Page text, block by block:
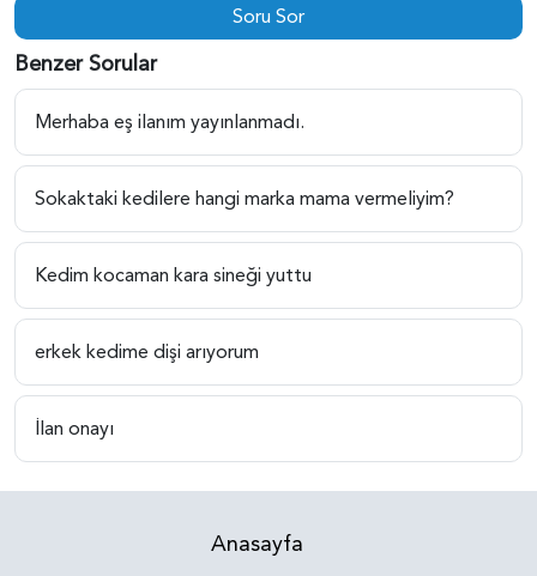
Soru Sor
Benzer Sorular
Merhaba eş ilanım yayınlanmadı.
Sokaktaki kedilere hangi marka mama vermeliyim?
Kedim kocaman kara sineği yuttu
erkek kedime dişi arıyorum
İlan onayı
Anasayfa